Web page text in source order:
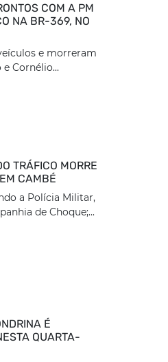
COM A PM
NA BR-369, NO
e morreram
Cornélio...
TRÁFICO MORRE
CAMBÉ
a Polícia Militar,
de Choque;...
É
QUARTA-